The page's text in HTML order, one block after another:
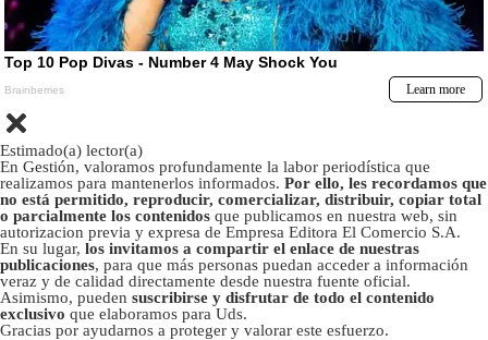
Estimado(a) lector(a)
En Gestión, valoramos profundamente la labor periodística que
realizamos para mantenerlos informados. Por ello, les recordamos que
no está permitido, reproducir, comercializar, distribuir, copiar total
o parcialmente los contenidos que publicamos en nuestra web, sin
autorizacion previa y expresa de Empresa Editora El Comercio S.A.
En su lugar, los invitamos a compartir el enlace de nuestras
publicaciones, para que más personas puedan acceder a información
veraz y de calidad directamente desde nuestra fuente oficial.
Asimismo, pueden suscribirse y disfrutar de todo el contenido
exclusivo que elaboramos para Uds.
Gracias por ayudarnos a proteger y valorar este esfuerzo.